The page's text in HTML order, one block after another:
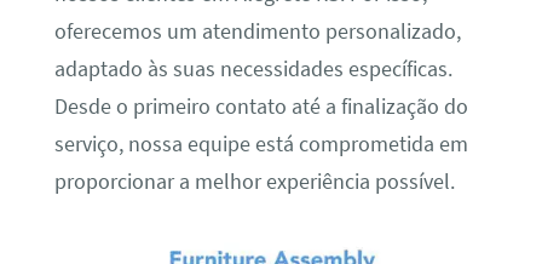
oferecemos um atendimento personalizado,
adaptado às suas necessidades específicas.
Desde o primeiro contato até a finalização do
serviço, nossa equipe está comprometida em
proporcionar a melhor experiência possível.